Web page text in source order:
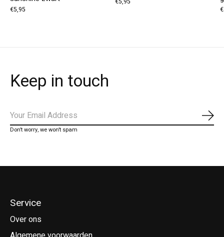
€5,95
Keep in touch
Don’t worry, we won’t spam
Service
Over ons